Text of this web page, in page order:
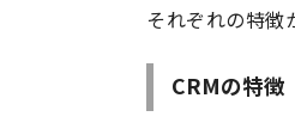
それぞれの特徴
CRMの特徴